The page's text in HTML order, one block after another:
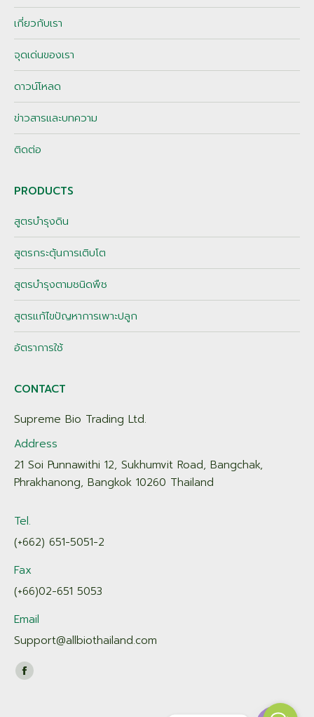
เกี่ยวกับเรา
จุดเด่นของเรา
ดาวน์โหลด
ข่าวสารและบทความ
ติดต่อ
PRODUCTS
สูตรบำรุงดิน
สูตรกระตุ้นการเติบโต
สูตรบำรุงตามชนิดพืช
สูตรแก้ไขปัญหาการเพาะปลูก
อัตราการใช้
CONTACT
Supreme Bio Trading Ltd.
Address
21 Soi Punnawithi 12, Sukhumvit Road, Bangchak,
Phrakhanong, Bangkok 10260 Thailand
Tel.
(+662) 651-5051-2
Fax
(+66)02-651 5053
Email
Support@allbiothailand.com
Find us on:
Facebook